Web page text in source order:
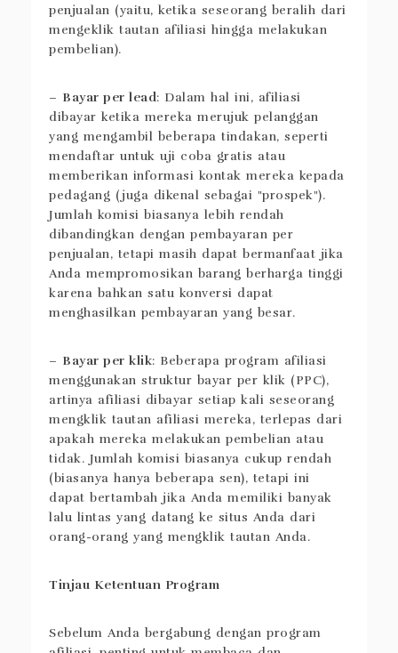
penjualan (yaitu, ketika seseorang beralih dari
mengeklik tautan afiliasi hingga melakukan
pembelian).
– Bayar per lead: Dalam hal ini, afiliasi
dibayar ketika mereka merujuk pelanggan
yang mengambil beberapa tindakan, seperti
mendaftar untuk uji coba gratis atau
memberikan informasi kontak mereka kepada
pedagang (juga dikenal sebagai "prospek").
Jumlah komisi biasanya lebih rendah
dibandingkan dengan pembayaran per
penjualan, tetapi masih dapat bermanfaat jika
Anda mempromosikan barang berharga tinggi
karena bahkan satu konversi dapat
menghasilkan pembayaran yang besar.
– Bayar per klik: Beberapa program afiliasi
menggunakan struktur bayar per klik (PPC),
artinya afiliasi dibayar setiap kali seseorang
mengklik tautan afiliasi mereka, terlepas dari
apakah mereka melakukan pembelian atau
tidak. Jumlah komisi biasanya cukup rendah
(biasanya hanya beberapa sen), tetapi ini
dapat bertambah jika Anda memiliki banyak
lalu lintas yang datang ke situs Anda dari
orang-orang yang mengklik tautan Anda.
Tinjau Ketentuan Program
Sebelum Anda bergabung dengan program